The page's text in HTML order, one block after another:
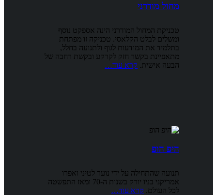
מחול מודרני
טכניקת המחול המודרני הינה אספקט נוסף
ומשלים לבלט הקלאסי. טכניקה זו מפתחת
בתלמיד את המודעות לגוף ולתנועה בחלל,
מתאפיינת בקשר חזק לקרקע ובקשת רחבה של
הבעה אישית. קרא עוד…
היפ הופ
תנועה שהתחילה על ידי נוער לטיני ואפרו
אמריקני בניו יורק בשנות ה-70 ומאז התפשטה
לכל העולם. קרא עוד…